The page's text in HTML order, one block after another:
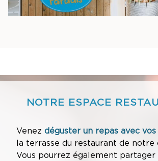
NOTRE ESPACE
Venez déguster un repas avec
la terrasse du restaurant de notre
Vous pourrez également